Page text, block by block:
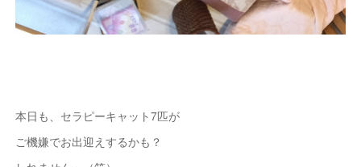
本日も、セラピーキャット7匹が
ご機嫌でお出迎えするかも？